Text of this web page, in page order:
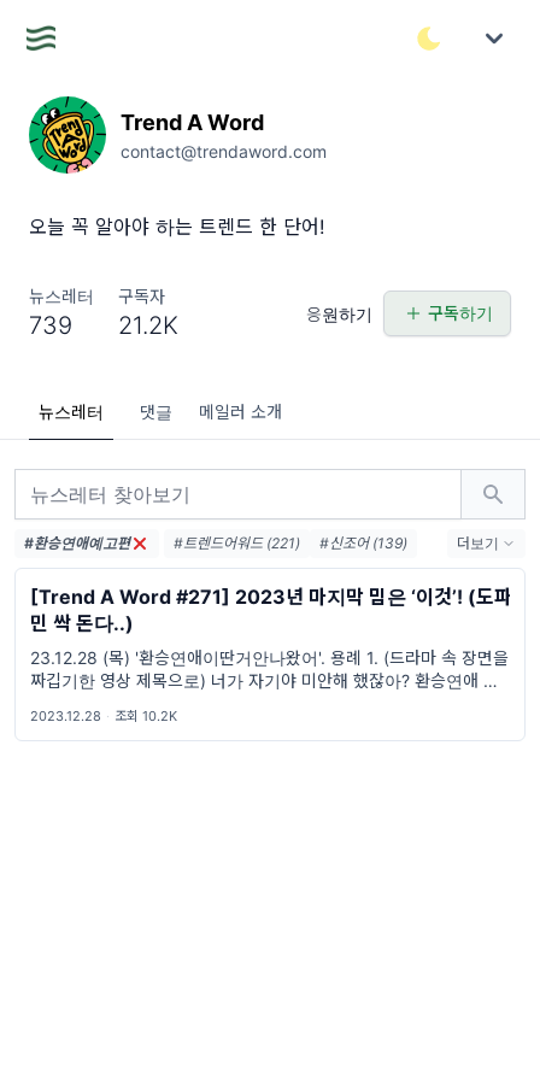
Trend A Word
contact@trendaword.com
오늘 꼭 알아야 하는 트렌드 한 단어!
뉴스레터
739
구독자
21.2K 응원하기 구독하기
뉴스레터 댓글 메일러 소개
#환승연애예고편 #트렌드어워드 (221)
#신조어 (139)
#trendaword (117)
#유행어 (57)
#휴재 (29)
#요즘밈 (27)
#트렌드어워드레터 (27)
#2026밈 (26)
#밈 (24)
#MZ세대 (23)
#7월밈 (21)
#밈뜻 (20)
더보기
[Trend A Word #271] 2023년 마지막 밈은 ‘이것’! (도파
민 싹 돈다..)
23.12.28 (목) '환승연애이딴거안나왔어'. 용례 1. (드라마 속 장면을
짜깁기한 영상 제목으로) 너가 자기야 미안해 했잖아? 환승연애 이딴
2023.12.28 · 조회 10.2K